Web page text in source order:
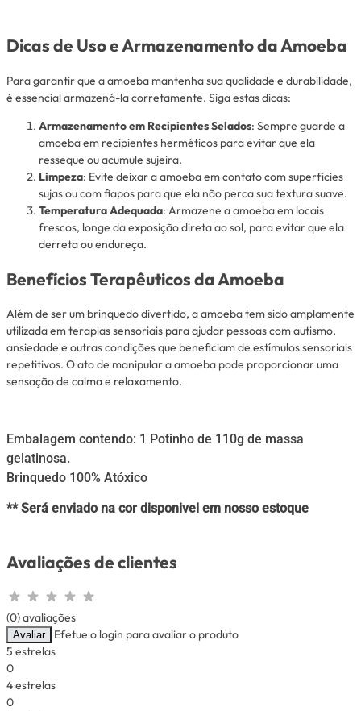
Dicas de Uso e Armazenamento da Amoeba
Para garantir que a amoeba mantenha sua qualidade e durabilidade,
é essencial armazená-la corretamente. Siga estas dicas:
Armazenamento em Recipientes Selados: Sempre guarde a
amoeba em recipientes herméticos para evitar que ela
resseque ou acumule sujeira.
Limpeza: Evite deixar a amoeba em contato com superfícies
sujas ou com fiapos para que ela não perca sua textura suave.
Temperatura Adequada: Armazene a amoeba em locais
frescos, longe da exposição direta ao sol, para evitar que ela
derreta ou endureça.
Benefícios Terapêuticos da Amoeba
Além de ser um brinquedo divertido, a amoeba tem sido amplamente
utilizada em terapias sensoriais para ajudar pessoas com autismo,
ansiedade e outras condições que beneficiam de estímulos sensoriais
repetitivos. O ato de manipular a amoeba pode proporcionar uma
sensação de calma e relaxamento.
Embalagem contendo: 1 Potinho de 110g de massa
gelatinosa.
Brinquedo 100% Atóxico
** Será enviado na cor disponivel em nosso estoque
Avaliações de clientes
(0) avaliações
Avaliar
Efetue o login para avaliar o produto
5 estrelas
0
4 estrelas
0